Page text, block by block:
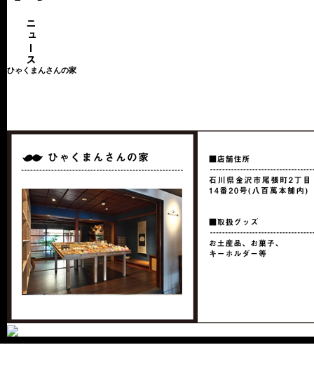
ひゃくまんさんの家